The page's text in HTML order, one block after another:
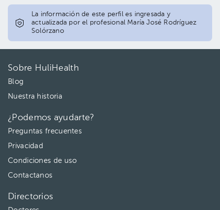
La información de este perfil es ingresada y
actualizada por el profesional María José Rodríguez
Solórzano
Sobre HuliHealth
Blog
Nuestra historia
¿Podemos ayudarte?
Preguntas frecuentes
Privacidad
Condiciones de uso
Contactanos
Directorios